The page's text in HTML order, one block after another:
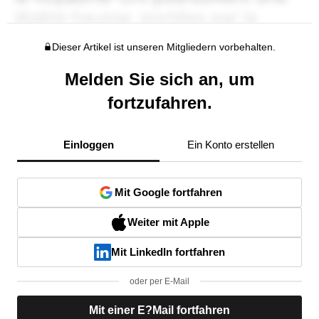
Dieser Artikel ist unseren Mitgliedern vorbehalten.
Melden Sie sich an, um
fortzufahren.
Einloggen Ein Konto erstellen
Mit Google fortfahren
Weiter mit Apple
Mit LinkedIn fortfahren
oder per E-Mail
Mit einer E?Mail fortfahren